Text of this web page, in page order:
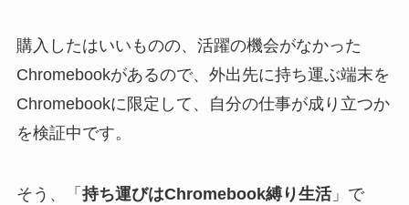
購入したはいいものの、活躍の機会がなかった
Chromebookがあるので、外出先に持ち運ぶ端末を
Chromebookに限定して、自分の仕事が成り立つか
を検証中です。
そう、「 持ち運びはChromebook縛り生活」で